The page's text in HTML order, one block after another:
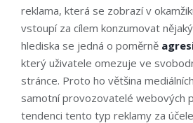
reklama, která se zobrazí v
vstoupí za cílem konzumovat
hlediska se jedná o poměrně
který uživatele omezuje ve
stránce. Proto ho většina
samotní provozovatelé webových
tendenci tento typ reklamy za